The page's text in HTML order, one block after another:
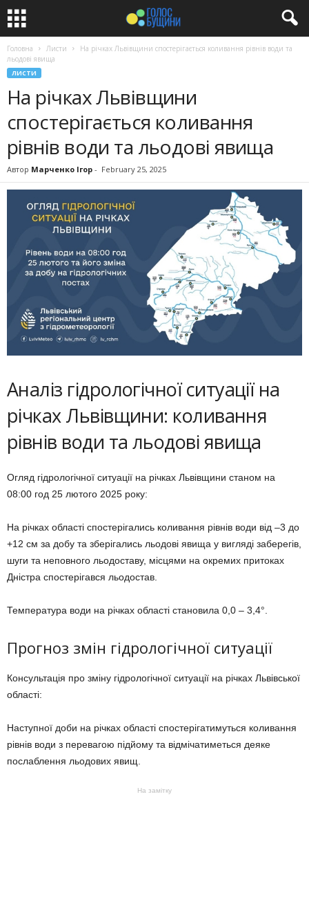
Головна Листи
На річках Львівщини спостерігається коливання рівнів води та
льодові явища
ЛИСТИ
На річках Львівщини
спостерігається коливання
рівнів води та льодові явища
Автор Марченко Ігор - February 25, 2025
Аналіз гідрологічної ситуації на
річках Львівщини: коливання
рівнів води та льодові явища
Огляд гідрологічної ситуації на річках Львівщини станом на
08:00 год 25 лютого 2025 року:
На річках області спостерігались коливання рівнів води від –3 до
+12 см за добу та зберігались льодові явища у вигляді заберегів,
шуги та неповного льодоставу, місцями на окремих притоках
Дністра спостерігався льодостав.
Температура води на річках області становила 0,0 – 3,4°.
Прогноз змін гідрологічної ситуації
Консультація про зміну гідрологічної ситуації на річках Львівської
області:
Наступної доби на річках області спостерігатимуться коливання
рівнів води з перевагою підйому та відмічатиметься деяке
послаблення льодових явищ.
На замітку